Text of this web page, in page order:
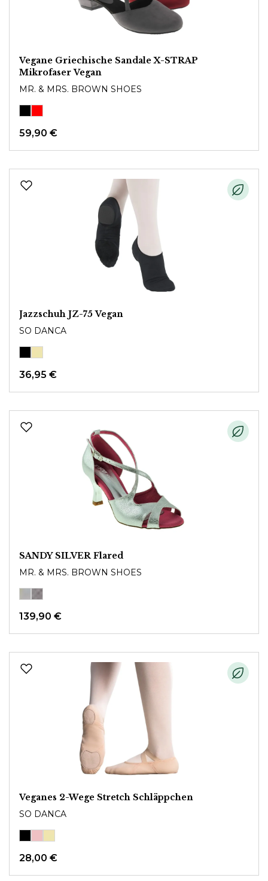
Vegane Griechische Sandale X-STRAP
Mikrofaser Vegan
MR. & MRS. BROWN SHOES
59,90 €
Jazzschuh JZ-75 Vegan
SO DANCA
36,95 €
SANDY SILVER Flared
MR. & MRS. BROWN SHOES
139,90 €
Veganes 2-Wege Stretch Schläppchen
SO DANCA
28,00 €